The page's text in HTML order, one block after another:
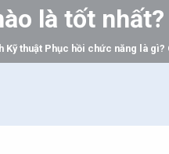
ủ
là tốt nhất?
Kỹ thuật Phục hồi chức năng là